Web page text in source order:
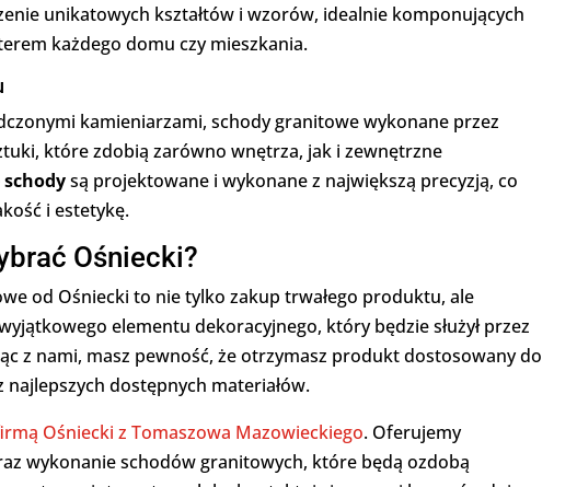
unikatowych kształtów i wzorów, idealnie komponujących
każdego domu czy mieszkania.
kamieniarzami, schody granitowe wykonane przez
które zdobią zarówno wnętrza, jak i zewnętrzne
schodysą projektowane i wykonane z największą precyzją, co
i estetykę.
Ośniecki?
od Ośniecki to nie tylko zakup trwałego produktu, ale
elementu dekoracyjnego, który będzie służył przez
z nami, masz pewność, że otrzymasz produkt dostosowany do
dostępnych materiałów.
Ośniecki z Tomaszowa Mazowieckiego. Oferujemy
wykonanie schodów granitowych, które będą ozdobą